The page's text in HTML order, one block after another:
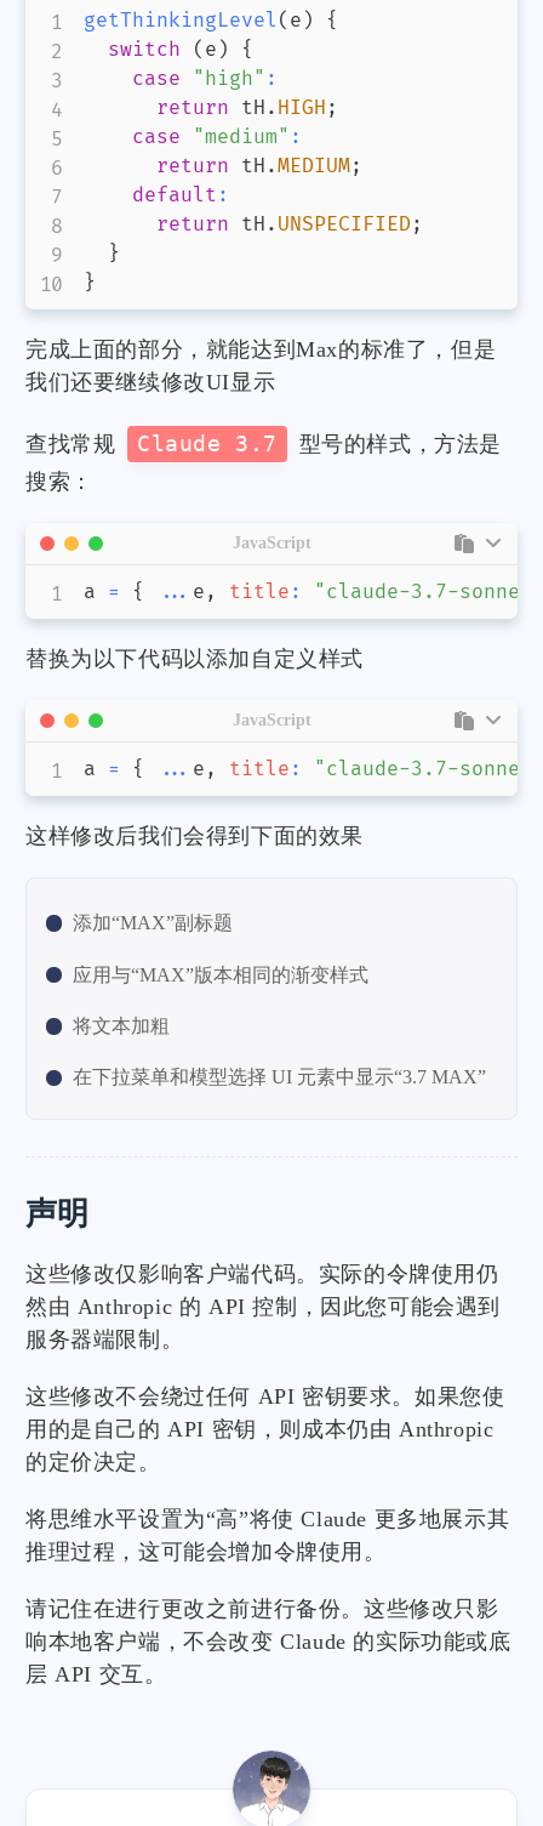
getThinkingLevel ( e )
{
switch
( e )
{
case
"high" :
return tH . HIGH ;
case
"medium" :
return tH .MEDIUM;
default :
return tH . UNSPECIFIED ;
}
}
完成上面的部分，就能达到Max的标准了，但是
我们还要继续修改UI显示
查找常规 Claude 3.7
型号的样式，方法是
搜索：
a = { ... e , title : "claude-3.7-sonnet"
JavaScript
替换为以下代码以添加自定义样式
a = { ... e , title : "claude-3.7-sonnet"
JavaScript
这样修改后我们会得到下面的效果
添加“MAX”副标题
应用与“MAX”版本相同的渐变样式
将文本加粗
在下拉菜单和模型选择 UI 元素中显示“3.7 MAX”
声明
这些修改仅影响客户端代码。实际的令牌使用仍
然由 Anthropic 的 API 控制，因此您可能会遇到
服务器端限制。
这些修改不会绕过任何 API 密钥要求。如果您使
用的是自己的 API 密钥，则成本仍由 Anthropic
的定价决定。
将思维水平设置为“高”将使 Claude 更多地展示其
推理过程，这可能会增加令牌使用。
请记住在进行更改之前进行备份。这些修改只影
响本地客户端，不会改变 Claude 的实际功能或底
层 API 交互。